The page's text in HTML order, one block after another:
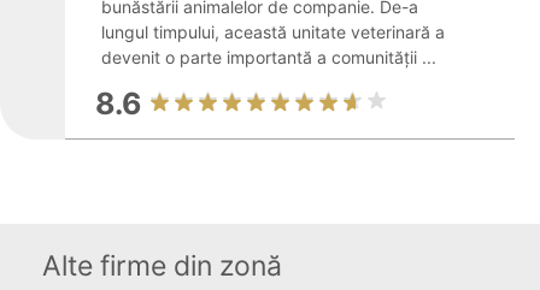
bunăstării animalelor de companie. De-a
lungul timpului, această unitate veterinară a
devenit o parte importantă a comunității ...
8.6
Alte firme din zonă